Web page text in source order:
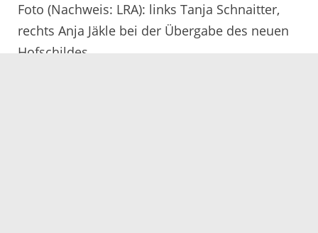
Foto (Nachweis: LRA): links Tanja Schnaitter,
rechts Anja Jäkle bei der Übergabe des neuen
Hofschildes